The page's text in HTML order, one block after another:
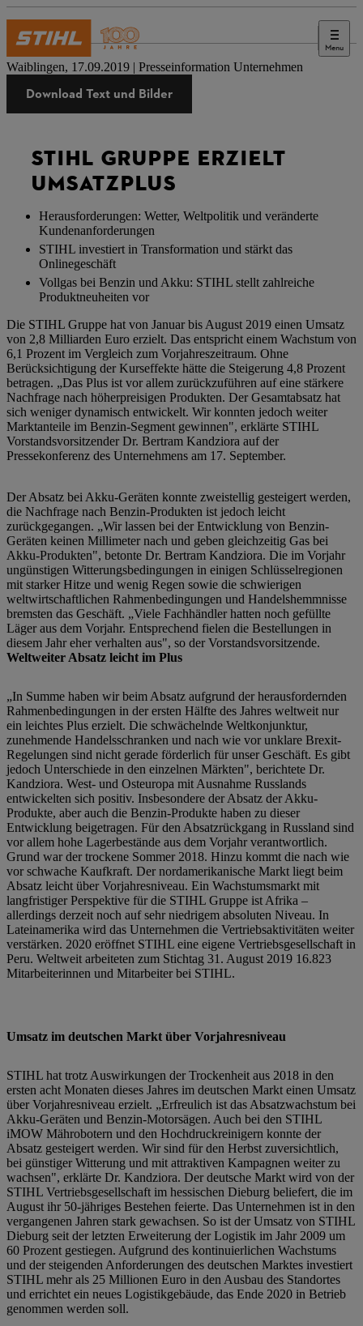
Menu
Presse
Waiblingen, 17.09.2019 | Presseinformation Unternehmen
Download Text und Bilder
STIHL GRUPPE ERZIELT
UMSATZPLUS
Herausforderungen: Wetter, Weltpolitik und veränderte
Kundenanforderungen
STIHL investiert in Transformation und stärkt das
Onlinegeschäft
Vollgas bei Benzin und Akku: STIHL stellt zahlreiche
Produktneuheiten vor
Die STIHL Gruppe hat von Januar bis August 2019 einen Umsatz
von 2,8 Milliarden Euro erzielt. Das entspricht einem Wachstum von
6,1 Prozent im Vergleich zum Vorjahreszeitraum. Ohne
Berücksichtigung der Kurseffekte hätte die Steigerung 4,8 Prozent
betragen. „Das Plus ist vor allem zurückzuführen auf eine stärkere
Nachfrage nach höherpreisigen Produkten. Der Gesamtabsatz hat
sich weniger dynamisch entwickelt. Wir konnten jedoch weiter
Marktanteile im Benzin-Segment gewinnen", erklärte STIHL
Vorstandsvorsitzender Dr. Bertram Kandziora auf der
Pressekonferenz des Unternehmens am 17. September.
Der Absatz bei Akku-Geräten konnte zweistellig gesteigert werden,
die Nachfrage nach Benzin-Produkten ist jedoch leicht
zurückgegangen. „Wir lassen bei der Entwicklung von Benzin-
Geräten keinen Millimeter nach und geben gleichzeitig Gas bei
Akku-Produkten", betonte Dr. Bertram Kandziora. Die im Vorjahr
ungünstigen Witterungsbedingungen in einigen Schlüsselregionen
mit starker Hitze und wenig Regen sowie die schwierigen
weltwirtschaftlichen Rahmenbedingungen und Handelshemmnisse
bremsten das Geschäft. „Viele Fachhändler hatten noch gefüllte
Läger aus dem Vorjahr. Entsprechend fielen die Bestellungen in
diesem Jahr eher verhalten aus", so der Vorstandsvorsitzende.
Weltweiter Absatz leicht im Plus
„In Summe haben wir beim Absatz aufgrund der herausfordernden
Rahmenbedingungen in der ersten Hälfte des Jahres weltweit nur
ein leichtes Plus erzielt. Die schwächelnde Weltkonjunktur,
zunehmende Handelsschranken und nach wie vor unklare Brexit-
Regelungen sind nicht gerade förderlich für unser Geschäft. Es gibt
jedoch Unterschiede in den einzelnen Märkten", berichtete Dr.
Kandziora. West- und Osteuropa mit Ausnahme Russlands
entwickelten sich positiv. Insbesondere der Absatz der Akku-
Produkte, aber auch die Benzin-Produkte haben zu dieser
Entwicklung beigetragen. Für den Absatzrückgang in Russland sind
vor allem hohe Lagerbestände aus dem Vorjahr verantwortlich.
Grund war der trockene Sommer 2018. Hinzu kommt die nach wie
vor schwache Kaufkraft. Der nordamerikanische Markt liegt beim
Absatz leicht über Vorjahresniveau. Ein Wachstumsmarkt mit
langfristiger Perspektive für die STIHL Gruppe ist Afrika –
allerdings derzeit noch auf sehr niedrigem absoluten Niveau. In
Lateinamerika wird das Unternehmen die Vertriebsaktivitäten weiter
verstärken. 2020 eröffnet STIHL eine eigene Vertriebsgesellschaft in
Peru. Weltweit arbeiteten zum Stichtag 31. August 2019 16.823
Mitarbeiterinnen und Mitarbeiter bei STIHL.
Umsatz im deutschen Markt über Vorjahresniveau
STIHL hat trotz Auswirkungen der Trockenheit aus 2018 in den
ersten acht Monaten dieses Jahres im deutschen Markt einen Umsatz
über Vorjahresniveau erzielt. „Erfreulich ist das Absatzwachstum bei
Akku-Geräten und Benzin-Motorsägen. Auch bei den STIHL
iMOW Mährobotern und den Hochdruckreinigern konnte der
Absatz gesteigert werden. Wir sind für den Herbst zuversichtlich,
bei günstiger Witterung und mit attraktiven Kampagnen weiter zu
wachsen", erklärte Dr. Kandziora. Der deutsche Markt wird von der
STIHL Vertriebsgesellschaft im hessischen Dieburg beliefert, die im
August ihr 50-jähriges Bestehen feierte. Das Unternehmen ist in den
vergangenen Jahren stark gewachsen. So ist der Umsatz von STIHL
Dieburg seit der letzten Erweiterung der Logistik im Jahr 2009 um
60 Prozent gestiegen. Aufgrund des kontinuierlichen Wachstums
und der steigenden Anforderungen des deutschen Marktes investiert
STIHL mehr als 25 Millionen Euro in den Ausbau des Standortes
und errichtet ein neues Logistikgebäude, das Ende 2020 in Betrieb
genommen werden soll.